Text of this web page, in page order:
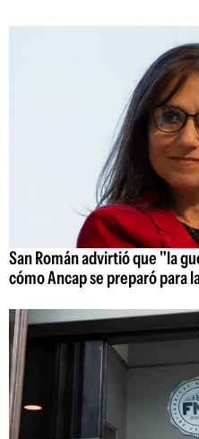
San Román advirtió que "la
cómo Ancap se preparó para